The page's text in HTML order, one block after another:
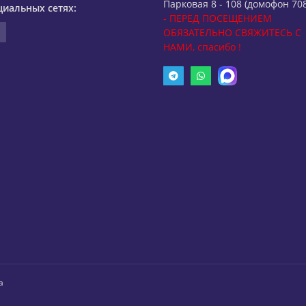
сетях:
Парковая 8 - 108 (домофон
- ПЕРЕД ПОСЕЩЕНИЕМ
ОБЯЗАТЕЛЬНО СВЯЖИТЕСЬ С
НАМИ, спасибо !